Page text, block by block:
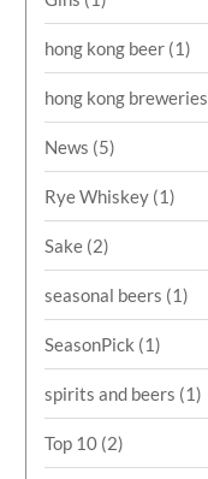
hong kong beer (1)
hong kong breweries
News (5)
Rye Whiskey (1)
Sake (2)
seasonal beers (1)
SeasonPick (1)
spirits and beers (1)
Top 10 (2)